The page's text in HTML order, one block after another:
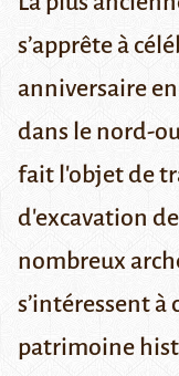
s’apprête à
anniversaire
dans le nord-
fait l'objet de
d'excavation
nombreux
s’intéressent à
patrimoine